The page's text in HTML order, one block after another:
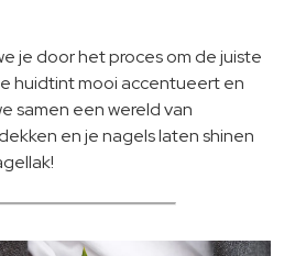
je door het proces om de juiste
huidtint mooi accentueert en
samen een wereld van
en je nagels laten shinen